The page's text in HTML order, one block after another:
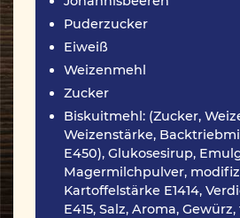
Puderzucker
Eiweiß
Weizenmehl
Zucker
Biskuitmehl: (Zucker,
Weizenstärke,
E450), Glukosesirup,
Magermilchpulver,
Kartoffelstärke E1414,
E415, Salz, Aroma,